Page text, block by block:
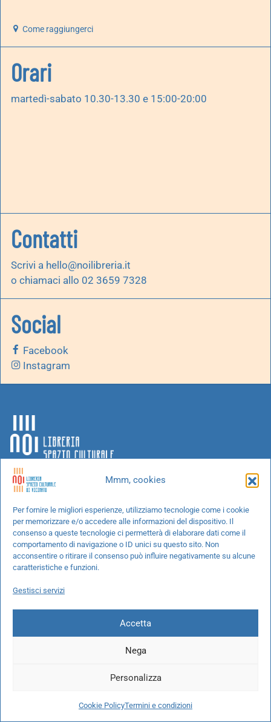
Mmm, cookies
Per fornire le migliori esperienze, utilizziamo tecnologie come i cookie
per memorizzare e/o accedere alle informazioni del dispositivo. Il
consenso a queste tecnologie ci permetterà di elaborare dati come il
comportamento di navigazione o ID unici su questo sito. Non
acconsentire o ritirare il consenso può influire negativamente su alcune
caratteristiche e funzioni.
Gestisci servizi
Accetta
Nega
Personalizza
Cookie PolicyTermini e condizioni
Come raggiungerci
Orari
martedì-sabato 10.30-13.30 e 15:00-20:00
Contatti
Scrivi a hello@noilibreria.it
o chiamaci allo 02 3659 7328
Social
Facebook
Instagram
Chi siamo
Progetti speciali
Richiedi un libro
Spedizioni
Cookie Policy
10694580969
IT37L0503401651000000004422